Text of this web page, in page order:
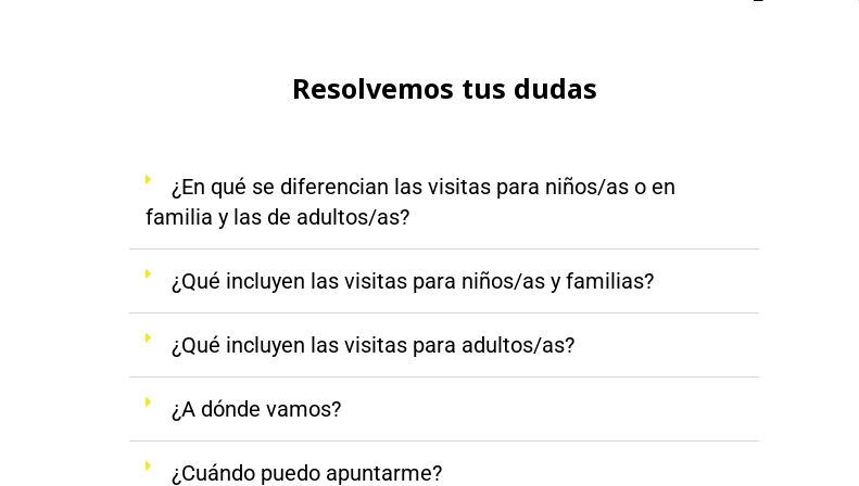
Resolvemos tus dudas
¿En qué se diferencian las visitas para niños/as o en
familia y las de adultos/as?
¿Qué incluyen las visitas para niños/as y familias?
¿Qué incluyen las visitas para adultos/as?
¿A dónde vamos?
¿Cuándo puedo apuntarme?